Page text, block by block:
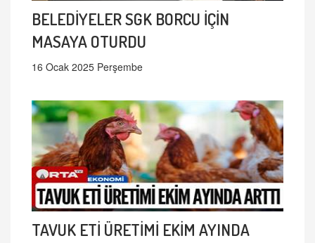
BELEDİYELER SGK BORCU İÇİN
MASAYA OTURDU
16 Ocak 2025 Perşembe
TAVUK ETİ ÜRETİMİ EKİM AYINDA